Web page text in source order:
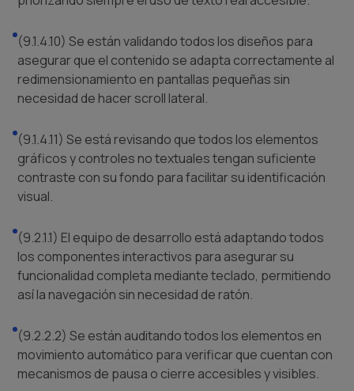
(9.1.4.10) Se están validando todos los diseños para
asegurar que el contenido se adapta correctamente al
redimensionamiento en pantallas pequeñas sin
necesidad de hacer scroll lateral.
(9.1.4.11) Se está revisando que todos los elementos
gráficos y controles no textuales tengan suficiente
contraste con su fondo para facilitar su identificación
visual.
(9.2.1.1) El equipo de desarrollo está adaptando todos
los componentes interactivos para asegurar su
funcionalidad completa mediante teclado, permitiendo
así la navegación sin necesidad de ratón.
(9.2.2.2) Se están auditando todos los elementos en
movimiento automático para verificar que cuentan con
mecanismos de pausa o cierre accesibles y visibles.